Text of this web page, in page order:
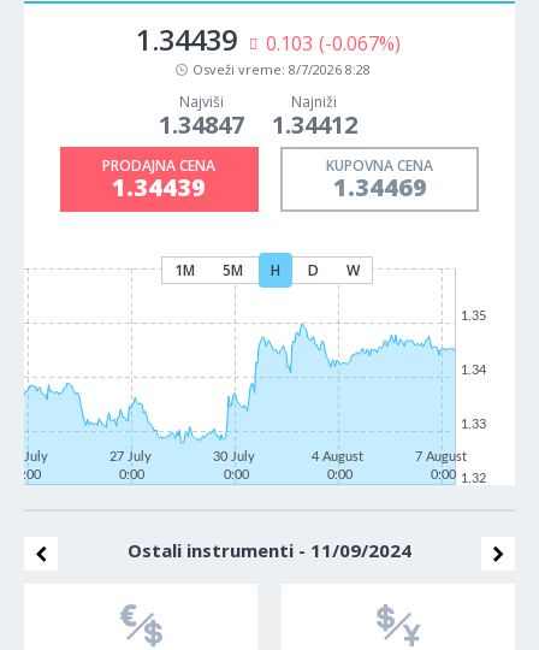
1.34439 0.103 (-0.067%)
Osveži vreme: 8/7/2026 8:28
Najviši
1.34847
Najniži
1.34412
PRODAJNA CENA
1.34439
KUPOVNA CENA
1.34469
1M 5M H D W
22 July
0:00
27 July
0:00
30 July
0:00
4 August
0:00
7 August
0:00 1.32
1.33
1.34
1.35
Ostali instrumenti - 11/09/2024